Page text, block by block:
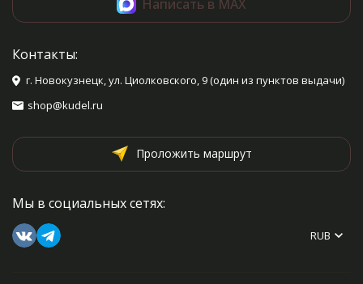
Написать в MAX
Контакты:
г. Новокузнецк, ул. Циолковского, 9 (один из пунктов выдачи)
shop@kudel.ru
Проложить маршрут
Мы в социальных сетях:
RUB